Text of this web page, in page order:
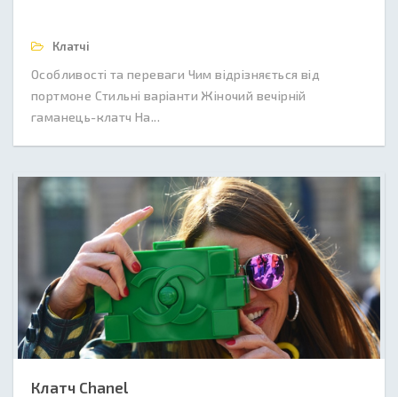
Клатчі
Особливості та переваги Чим відрізняється від
портмоне Стильні варіанти Жіночий вечірній
гаманець-клатч На...
Клатч Сhanel